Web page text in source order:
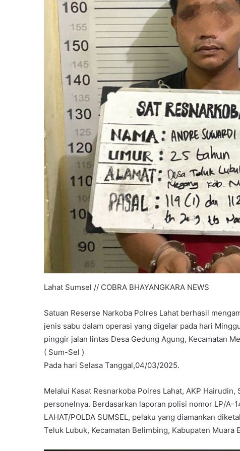
Lahat Sumsel // COBRA BHAYANGKARA NEWS
Satuan Reserse Narkoba Polres Lahat berhasil
jenis sabu dalam operasi yang digelar pada hari
pinggir jalan lintas Desa Gedung Agung, Kecamatan
( Sum-Sel )
Pada hari Selasa Tanggal,04/03/2025.
Melalui Kasat Resnarkoba Polres Lahat, AKP
personelnya. Berdasarkan laporan polisi nomor LP/A-
LAHAT/POLDA SUMSEL, pelaku yang diamankan
Teluk Lubuk, Kecamatan Belimbing, Kabupaten Muara